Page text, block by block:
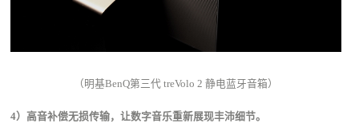
（明基BenQ第三代 treVolo 2 静电蓝牙音箱）
4）高音补偿无损传输，让数字音乐重新展现丰沛细节。